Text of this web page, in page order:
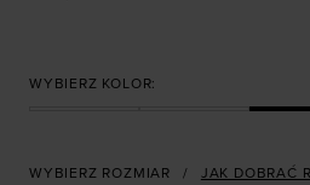
WYBIERZ KOLOR:
WYBIERZ ROZMIAR JAK DOBRAĆ